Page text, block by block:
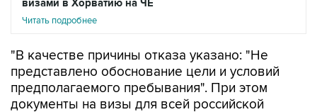
"В качестве причины отказа указано: "Не
предполагаемого пребывания". При этом
документы на визы для всей российской
делегации подавались одновременно и с
одинаковым комплектом подтверждающих